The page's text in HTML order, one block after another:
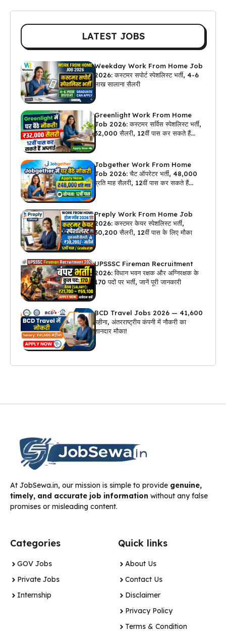
LATEST JOBS
Weekday Work From Home Job
2026: कस्टमर सपोर्ट स्पेशलिस्ट भर्ती, 4-6
लाख सालाना सैलरी
Greenlight Work From Home
Job 2026: कस्टमर सर्विस स्पेशलिस्ट भर्ती,
₹32,000 सैलरी, 12वीं पास कर सकते हैं
Jobgether Work From Home
Job 2026: चैट ऑपरेटर भर्ती, ₹48,000
प्रति माह सैलरी, 12वीं पास कर सकते हैं
Preply Work From Home Job
2026: कस्टमर केयर स्पेशलिस्ट भर्ती,
₹30,200 सैलरी, 12वीं पास के लिए मौका
UPSSSC Fireman Recruitment
2026: विधान भवन रक्षक और अग्निरक्षक के
170 पदों पर भर्ती, जानें पूरी जानकारी
BCD Travel Jobs 2026 — ₹41,600
महीना, अंतरराष्ट्रीय कंपनी में नौकरी का
शानदार मौका!
At JobSewa.in, our mission is simple to provide genuine,
timely, and accurate job information without any false
promises or misleading content.
Categories
GOV Jobs
Private Jobs
Internship
Quick links
About Us
Contact Us
Disclaimer
Privacy Policy
Terms & Condition